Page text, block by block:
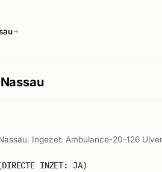
→
Ingezet: Ambulance-20-126
INZET: JA)